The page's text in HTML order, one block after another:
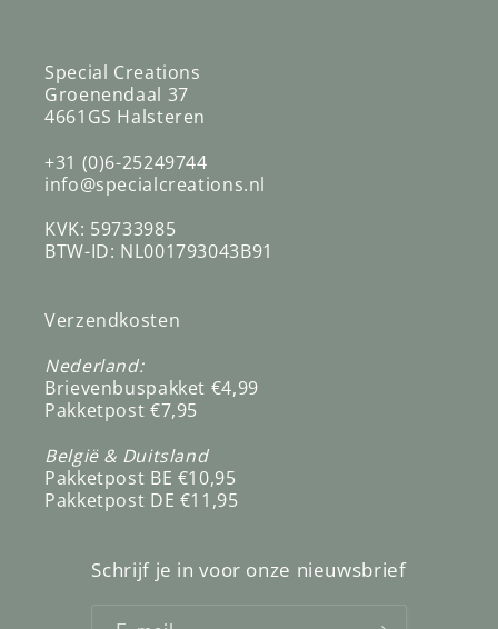
Special Creations
Groenendaal 37
4661GS Halsteren
+31 (0)6-25249744
info@specialcreations.nl
KVK: 59733985
BTW-ID: NL001793043B91
Verzendkosten
Nederland:
Brievenbuspakket €4,99
Pakketpost €7,95
België & Duitsland
Pakketpost BE €10,95
Pakketpost DE €11,95
Schrijf je in voor onze nieuwsbrief